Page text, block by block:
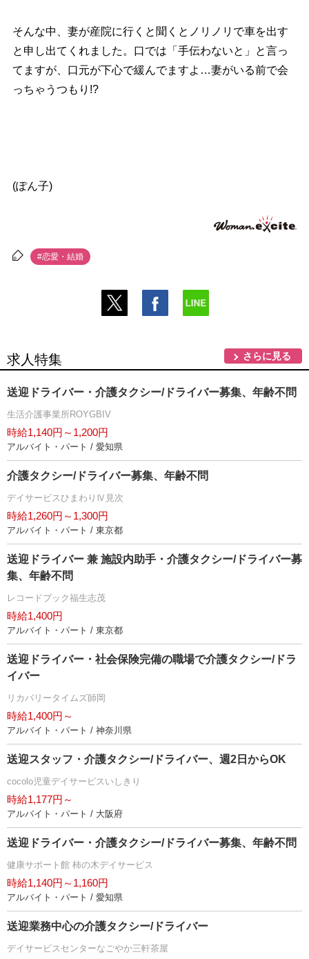
そんな中、妻が産院に行くと聞くとノリノリで車を出す
と申し出てくれました。口では「手伝わないと」と言っ
てますが、口元が下心で緩んでますよ…妻がいる前で会
っちゃうつもり!?
(ぽん子)
#恋愛・結婚
求人特集 さらに見る
送迎ドライバー・介護タクシー/ドライバー募集、年齢不問
生活介護事業所ROYGBIV
時給1,140円～1,200円
アルバイト・パート / 愛知県
介護タクシー/ドライバー募集、年齢不問
デイサービスひまわりⅣ見次
時給1,260円～1,300円
アルバイト・パート / 東京都
送迎ドライバー 兼 施設内助手・介護タクシー/ドライバー募
集、年齢不問
レコードブック福生志茂
時給1,400円
アルバイト・パート / 東京都
送迎ドライバー・社会保険完備の職場で介護タクシー/ドラ
イバー
リカバリータイムズ師岡
時給1,400円～
アルバイト・パート / 神奈川県
送迎スタッフ・介護タクシー/ドライバー、週2日からOK
cocolo児童デイサービスいしきり
時給1,177円～
アルバイト・パート / 大阪府
送迎ドライバー・介護タクシー/ドライバー募集、年齢不問
健康サポート館 柿の木デイサービス
時給1,140円～1,160円
アルバイト・パート / 愛知県
送迎業務中心の介護タクシー/ドライバー
デイサービスセンターなごやか三軒茶屋